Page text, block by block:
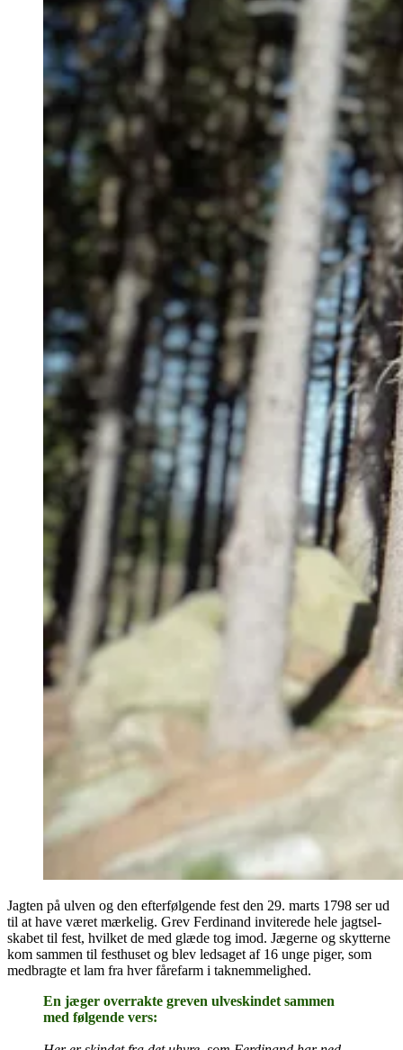
Jag­ten på ulven og den efter­føl­gen­de fest den 29. marts 1798 ser ud
til at have været mær­ke­lig. Grev Fer­di­nand invi­te­re­de hele jagtsel­
ska­bet til fest, hvil­ket de med glæ­de tog imod. Jæger­ne og skyt­ter­ne
kom sam­men til fest­hu­set og blev ledsa­get af 16 unge piger, som
med­brag­te et lam fra hver fåre­farm i taknemmelighed.
En jæger over­rak­te gre­ven ulve­skin­det sam­men
med føl­gen­de vers: